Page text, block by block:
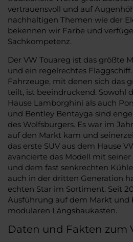
vertrauensvoll und auf
nachhaltigen Themen wie der
bekennen wir Farbe und
Sachkompetenz.
Der VW Touareg ist das größte
und ein regelrechtes
Fahrzeuge, mit denen sich das
teilt, ist beeindruckend. Sowohl
Hause Lamborghini als auch
und Bentley Bentayga sind
des Wolfsburgers. Es war im
auf den Markt kam und
das erste SUV aus dem Hause
avancierte das Modell mit seiner
und dem fast senkrechten
auch in der dritten Generation
echten Star im Sortiment. Seit
Ausführung auf dem Markt und
modularen Längsbaukasten.
Daten und Fakten zum